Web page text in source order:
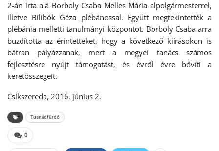
2-án írta alá Borboly Csaba Melles Mária alpolgármesterrel,
illetve Bilibók Géza plébánossal. Együtt megtekintették a
plébánia melletti tanulmányi központot. Borboly Csaba arra
buzdította az érintetteket, hogy a következő kiírásokon is
bátran pályázzanak, mert a megyei tanács számos
fejlesztésre nyújt támogatást, és évről évre bővíti a
keretösszegeit.
Csíkszereda, 2016. június 2.
Tusnádfürdő
0